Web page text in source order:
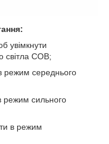
увімкнути
світла COB;
режим середнього
режим сильного
в режим